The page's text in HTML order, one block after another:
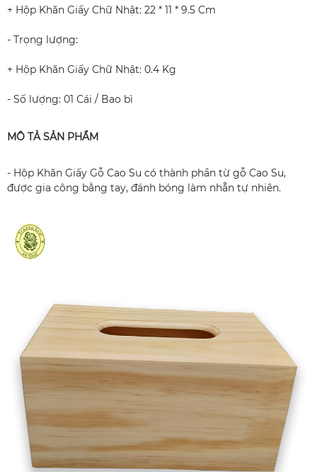
+ Hộp Khăn Giấy Chữ Nhật: 22 * 11 * 9.5 Cm
- Trọng lượng:
+ Hộp Khăn Giấy Chữ Nhật: 0.4 Kg
- Số lượng: 01 Cái / Bao bì
MÔ TẢ SẢN PHẨM
- Hộp Khăn Giấy Gỗ Cao Su có thành phần từ gỗ Cao Su,
được gia công bằng tay, đánh bóng làm nhẵn tự nhiên.